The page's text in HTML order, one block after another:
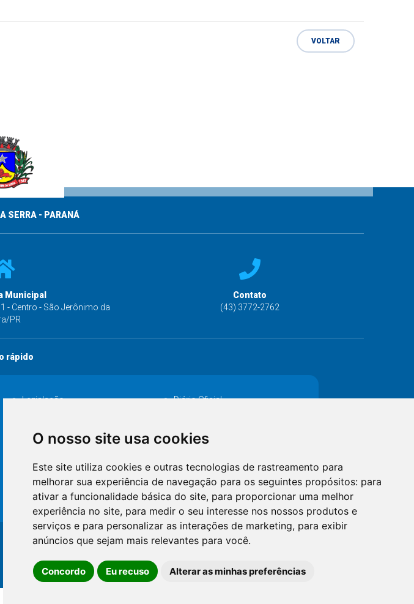
O nosso site usa cookies
Este site utiliza cookies e outras tecnologias de rastreamento para
melhorar sua experiência de navegação para os seguintes propósitos: para
ativar a funcionalidade básica do site, para proporcionar uma melhor
experiência no site, para medir o seu interesse nos nossos produtos e
serviços e para personalizar as interações de marketing, para exibir
anúncios que sejam mais relevantes para você.
Concordo Eu recuso Alterar as minhas preferências
VOLTAR
SERRA - PARANÁ
Municipal
- Centro - São Jerônimo da
PR
Contato
(43) 3772-2762
rápido
Legislação Diário Oficial
Desapropriações Catalogo Eletrônico de Padronização